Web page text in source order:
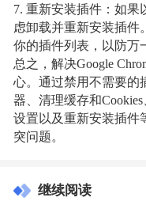
7. 重新安装插件：如
虑卸载并重新安装插件
你的插件列表，以防万
总之，解决Google
心。通过禁用不需要的
器、清理缓存和
设置以及重新安装插件
突问题。
继续阅读